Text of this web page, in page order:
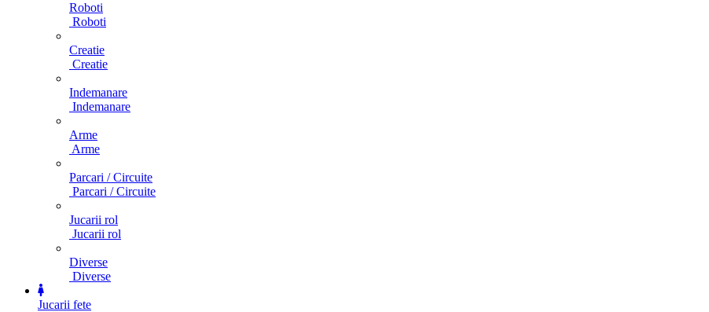
Roboti
Roboti
Creatie
Creatie
Indemanare
Indemanare
Arme
Arme
Parcari / Circuite
Parcari / Circuite
Jucarii rol
Jucarii rol
Diverse
Diverse
Jucarii fete